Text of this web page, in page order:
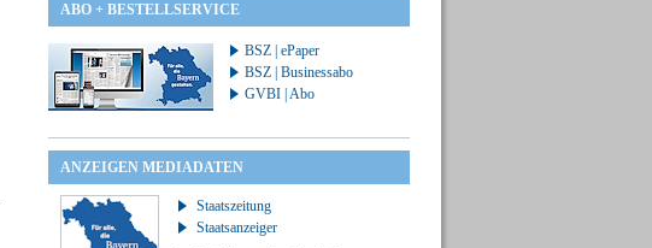
ABO + BESTELLSERVICE
BSZ | ePaper
BSZ | Businessabo
GVBI | Abo
ANZEIGEN MEDIADATEN
Staatszeitung
Staatsanzeiger